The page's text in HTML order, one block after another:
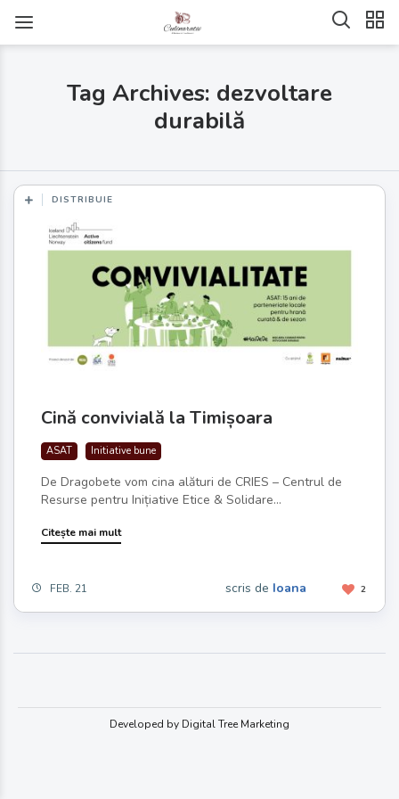
Tag Archives: dezvoltare
durabilă
DISTRIBUIE
Cină convivială la Timișoara
ASAT Initiative bune
De Dragobete vom cina alături de CRIES – Centrul de
Resurse pentru Inițiative Etice & Solidare...
Citește mai mult
FEB. 21 2
scris de Ioana
Developed by Digital Tree Marketing